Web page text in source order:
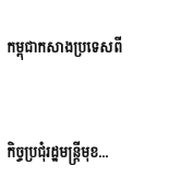
ពុជាកសាងប្រទេសពី
ប្រជុំរដ្ឋមន្ត្រីមុខ...